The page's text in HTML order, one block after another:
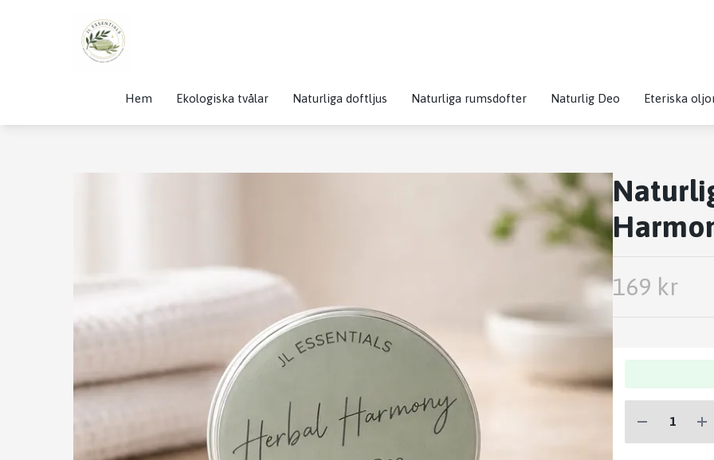
Hem Ekologiska tvålar Naturliga doftljus Naturliga rumsdofter Naturlig Deo Eteriska
169 kr